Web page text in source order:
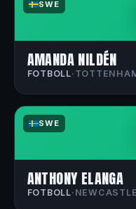
SWE
AMANDA NILDÉN
FOTBOLL·
SWE
ANTHONY ELANGA
FOTBOLL·